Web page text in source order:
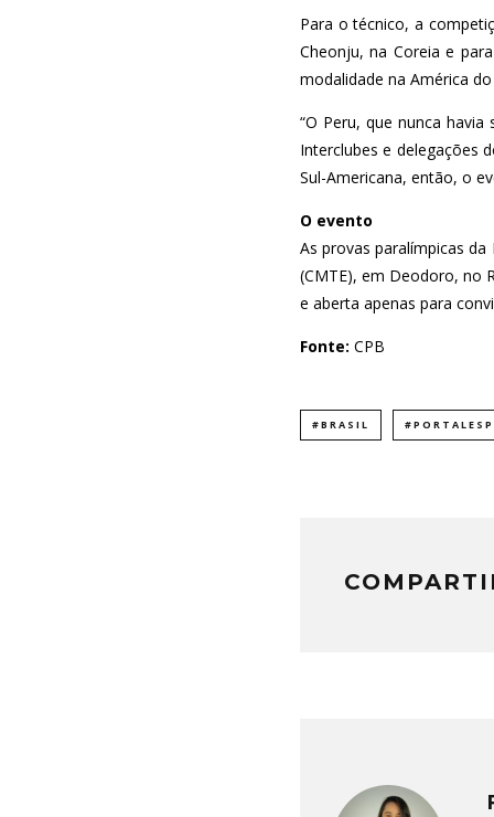
Para o técnico, a
Cheonju, na Coreia e
modalidade na América do
“O Peru, que nunca
Interclubes e delegações
Sul-Americana, então, o
O evento
As provas paralímpicas
(CMTE), em Deodoro, no
e aberta apenas para
Fonte: CPB
#BRASIL